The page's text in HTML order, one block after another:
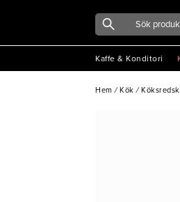
Kaffe & Konditori
Hem / Kök /